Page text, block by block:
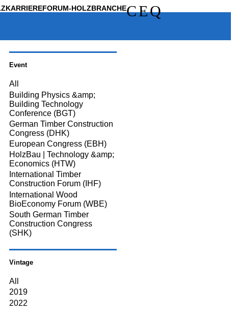
FORUM-HOLZBRANCHECEQ
Event
All
Building Physics &amp;
Building Technology
Conference (BGT)
German Timber Construction
Congress (DHK)
European Congress (EBH)
HolzBau | Technology &amp;
Economics (HTW)
International Timber
Construction Forum (IHF)
International Wood
BioEconomy Forum (WBE)
South German Timber
Construction Congress
(SHK)
Vintage
All
2019
2022